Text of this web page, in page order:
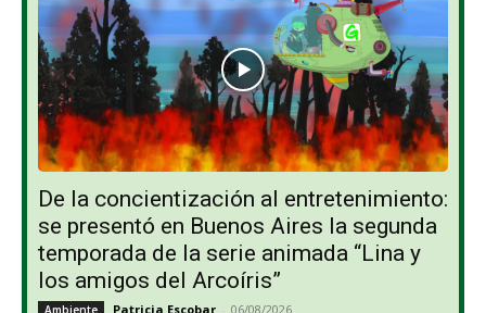
De la concientización al entretenimiento:
se presentó en Buenos Aires la segunda
temporada de la serie animada “Lina y
los amigos del Arcoíris”
Ambiente Patricia Escobar - 06/08/2026